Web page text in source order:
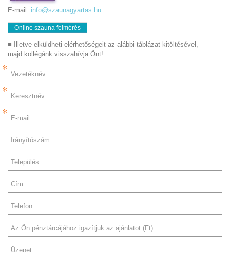
E-mail: info@szaunagyartas.hu
Online szauna felmérés
■ Illetve elküldheti elérhetőségeit az alábbi táblázat kitöltésével,
majd kollégánk visszahívja Önt!
Vezetéknév:
Keresztnév:
E-mail:
Irányítószám:
Település:
Cím:
Telefon:
Az Ön pénztárcájához igazítjuk az ajánlatot (Ft):
Üzenet: